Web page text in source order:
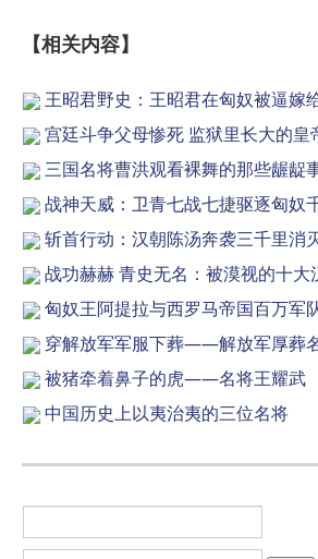
【相关内容】
王昭君野史：王昭君在匈奴被逼嫁
宫廷斗争父母惨死 监狱里长大的皇
三国名将曹洪观看裸舞的那些龌龊
战神天威：卫青七战七捷驱逐匈奴
斩首行动：汉朝陈汤奔袭三千里消
战功赫赫 青史无名：被漠视的十大
匈奴王阿提拉与西罗马帝国百万军
穿解放军军服下葬——解放军厚葬
被猪牵着鼻子的虎——名将王耀武
中国历史上以夷治夷的三位名将